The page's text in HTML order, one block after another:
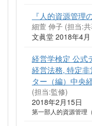
『人的資源管理
細萱 伸子 (担当:
文眞堂 2018年4月
経営学検定 公式
経営法務, 特定
ター（編）中央
(担当:監修)
2018年2月15日
第一部人的資源管理